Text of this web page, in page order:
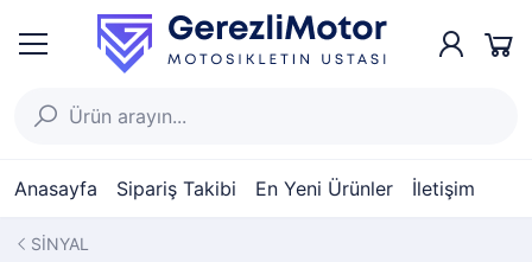
Anasayfa Sipariş Takibi En Yeni Ürünler İletişim
SİNYAL